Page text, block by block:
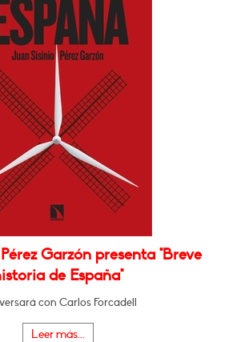
Garzón presenta "Breve
de España"
con Carlos Forcadell
Leer más...